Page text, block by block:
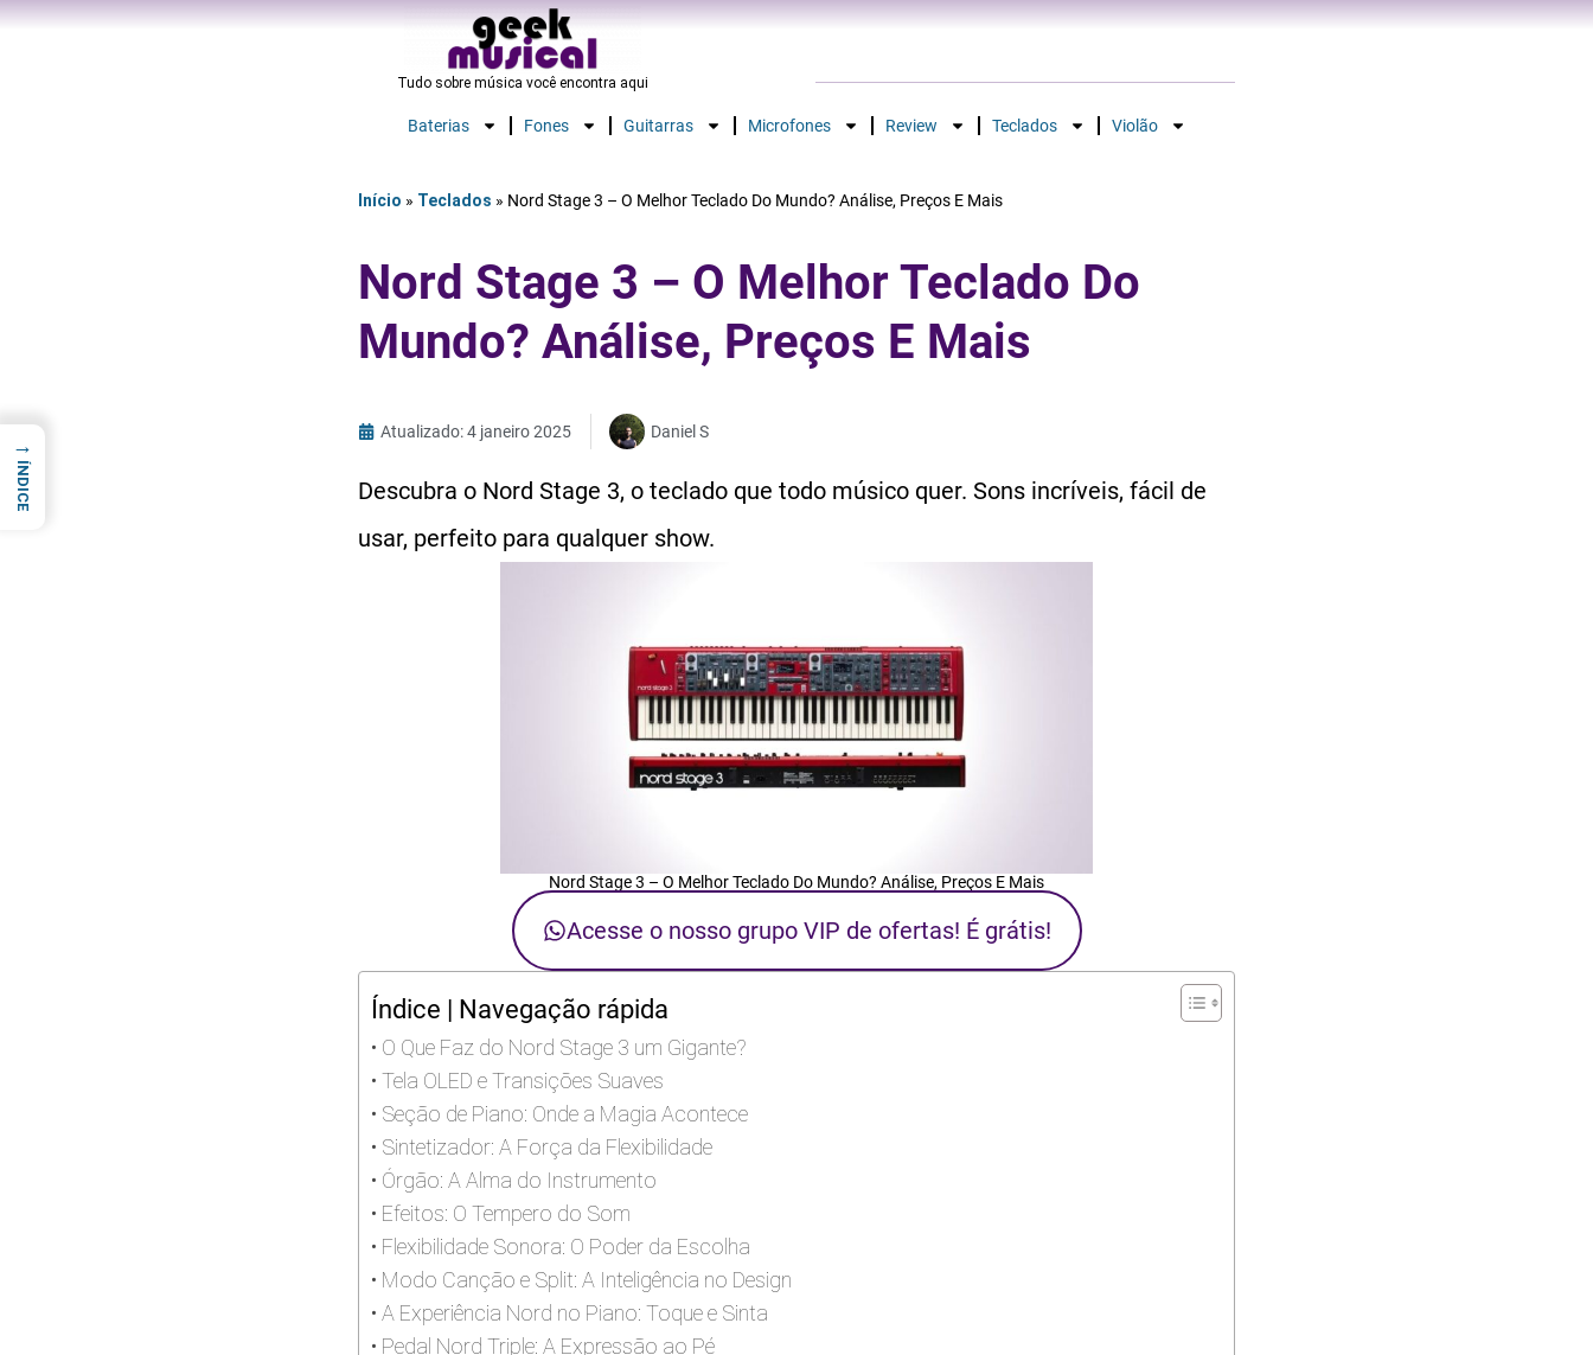
Tudo sobre música você encontra aqui​
Baterias Fones Guitarras Microfones Review Teclados Violão
Início » Teclados » Nord Stage 3 – O Melhor Teclado Do Mundo? Análise, Preços E Mais
Nord Stage 3 – O Melhor Teclado Do
Mundo? Análise, Preços E Mais
Atualizado: 4 janeiro 2025 Daniel S
Descubra o Nord Stage 3, o teclado que todo músico quer. Sons incríveis, fácil de
usar, perfeito para qualquer show.
Nord Stage 3 – O Melhor Teclado Do Mundo? Análise, Preços E Mais
Acesse o nosso grupo VIP de ofertas! É grátis!
Índice | Navegação rápida
O Que Faz do Nord Stage 3 um Gigante?
Tela OLED e Transições Suaves
Seção de Piano: Onde a Magia Acontece
Sintetizador: A Força da Flexibilidade
Órgão: A Alma do Instrumento
Efeitos: O Tempero do Som
Flexibilidade Sonora: O Poder da Escolha
Modo Canção e Split: A Inteligência no Design
A Experiência Nord no Piano: Toque e Sinta
Pedal Nord Triple: A Expressão ao Pé
→
ÍNDICE